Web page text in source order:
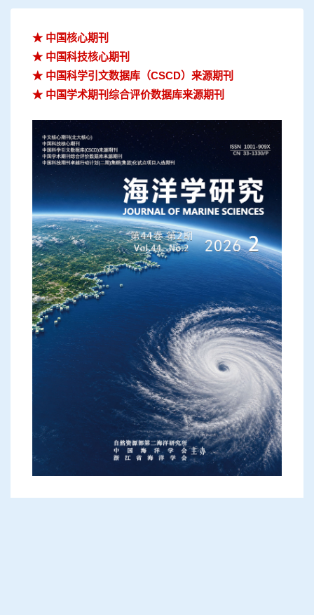
★ 中国核心期刊
★ 中国科技核心期刊
★ 中国科学引文数据库（CSCD）来源期刊
★ 中国学术期刊综合评价数据库来源期刊